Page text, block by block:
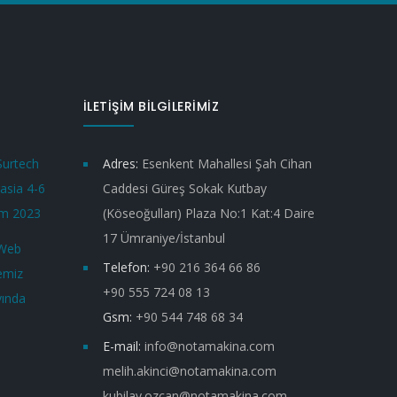
İLETİŞİM BİLGİLERİMİZ
Adres: Esenkent Mahallesi Şah Cihan
Caddesi Güreş Sokak Kutbay
(Köseoğulları) Plaza No:1 Kat:4 Daire
17 Ümraniye/İstanbul
Telefon: +90 216 364 66 86
+90 555 724 08 13
Gsm: +90 544 748 68 34
E-mail: info@notamakina.com
melih.akinci@notamakina.com